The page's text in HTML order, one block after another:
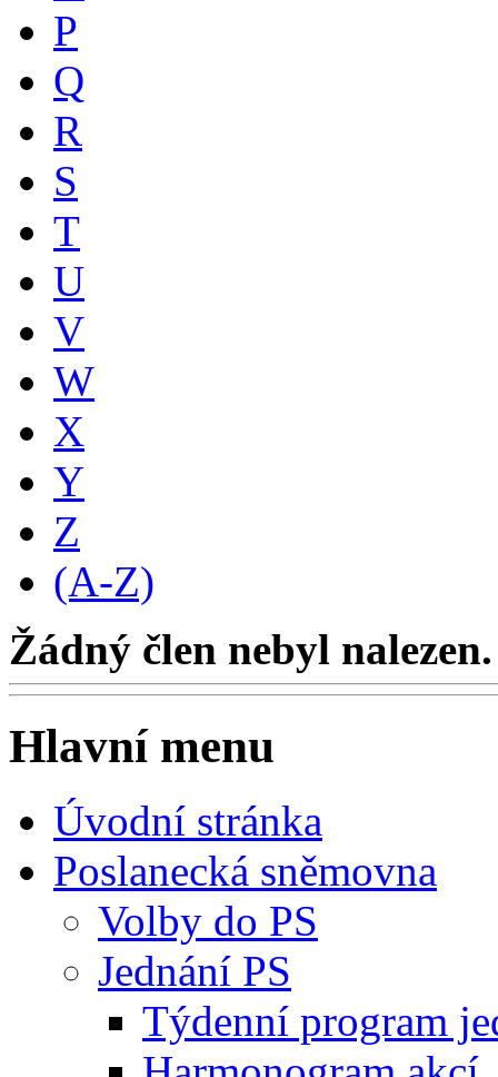
P
Q
R
S
T
U
V
W
X
Y
Z
(A-Z)
Žádný člen nebyl nalezen.
Hlavní menu
Úvodní stránka
Poslanecká sněmovna
Volby do PS
Jednání PS
Týdenní program